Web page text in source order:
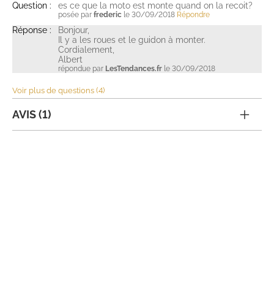
Question : es ce que la moto est monte quand on la recoit?
posée par frederic le 30/09/2018 Répondre
Réponse :
Bonjour,
Il y a les roues et le guidon à monter.
Cordialement,
Albert
répondue par LesTendances.fr le 30/09/2018
Voir plus de questions (4)
AVIS (1)